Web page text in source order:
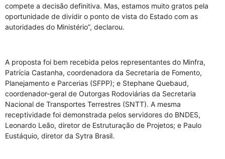
compete a decisão definitiva. Mas, estamos muito gratos pela
oportunidade de dividir o ponto de vista do Estado com as
autoridades do Ministério”, declarou.
A proposta foi bem recebida pelos representantes do Minfra,
Patrícia Castanha, coordenadora da Secretaria de Fomento,
Planejamento e Parcerias (SFPP); e Stephane Quebaud,
coordenador-geral de Outorgas Rodoviárias da Secretaria
Nacional de Transportes Terrestres (SNTT). A mesma
receptividade foi demonstrada pelos servidores do BNDES,
Leonardo Leão, diretor de Estruturação de Projetos; e Paulo
Eustáquio, diretor da Sytra Brasil.